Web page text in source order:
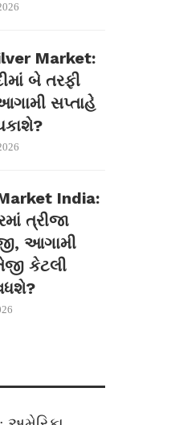
Market:
બે તરફી
સપ્તાહે
India:
ત્રીજા
આગામી
કેટલી